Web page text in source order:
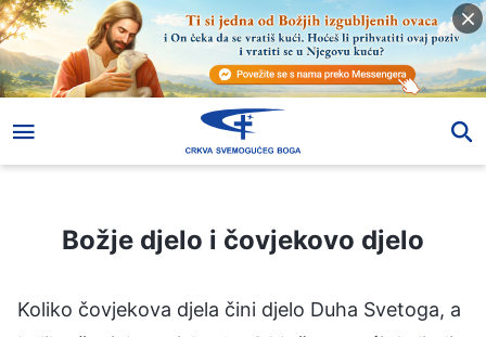
Božje djelo i čovjekovo djelo
Božje djelo i čovjekovo djelo
Koliko čovjekova djela čini djelo Duha Svetoga, a